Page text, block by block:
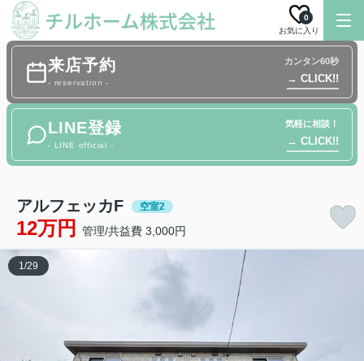
お気に入り
0
来店予約
- reservation -
カンタン60秒
→ CLICK!!
LINE登録
- LINE official -
気軽に相談！
→ CLICK!!
アルフェッカF 空室2
12万円 管理/共益費 3,000円
1/29